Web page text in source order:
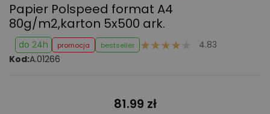
Papier Polspeed format A4
80g/m2,karton 5x500 ark.
do 24h promocja bestseller
4.83
Kod:A.01266
81.99 zł